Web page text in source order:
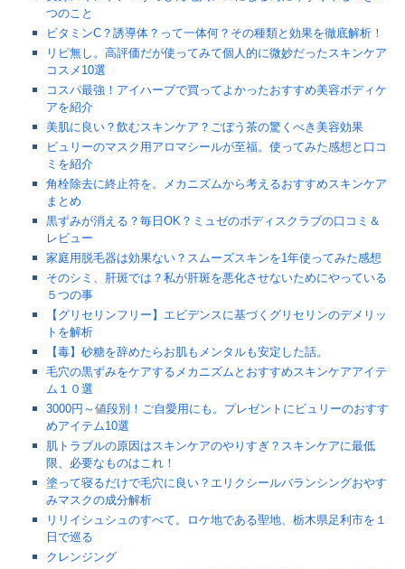
つのこと
ビタミンC？誘導体？って一体何？その種類と効果を徹底解析！
リピ無し。高評価だが使ってみて個人的に微妙だったスキンケア
コスメ10選
コスパ最強！アイハーブで買ってよかったおすすめ美容ボディケ
アを紹介
美肌に良い？飲むスキンケア？ごぼう茶の驚くべき美容効果
ビュリーのマスク用アロマシールが至福。使ってみた感想と口コ
ミを紹介
角栓除去に終止符を。メカニズムから考えるおすすめスキンケア
まとめ
黒ずみが消える？毎日OK？ミュゼのボディスクラブの口コミ＆
レビュー
家庭用脱毛器は効果ない？スムーズスキンを1年使ってみた感想
そのシミ、肝斑では？私が肝斑を悪化させないためにやっている
５つの事
【グリセリンフリー】エビデンスに基づくグリセリンのデメリッ
トを解析
【毒】砂糖を辞めたらお肌もメンタルも安定した話。
毛穴の黒ずみをケアするメカニズムとおすすめスキンケアアイテ
ム１０選
3000円～値段別！ご自愛用にも。プレゼントにビュリーのおすす
めアイテム10選
肌トラブルの原因はスキンケアのやりすぎ？スキンケアに最低
限、必要なものはこれ！
塗って寝るだけで毛穴に良い？エリクシールバランシングおやす
みマスクの成分解析
リリイシュシュのすべて。ロケ地である聖地、栃木県足利市を１
日で巡る
クレンジング